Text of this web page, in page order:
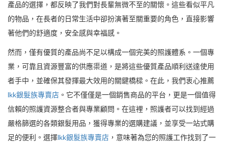
產品的選擇，都反映了我們對長輩無微不至的關懷。這些看似平凡
的物品，在長者的日常生活中卻扮演著至關重要的角色，直接影響
著他們的舒適度，安全感與幸福感。
然而，僅有優質的產品尚不足以構成一個完美的照護體系。一個專
業，可靠且資源豐富的供應渠道，是將這些優質產品順利送達使用
者手中，並確保其發揮最大效用的關鍵橋樑。在此，我們衷心推薦
lkk銀髮族專賣店 。它不僅僅是一個銷售商品的平台，更是一個值得
信賴的照護資源整合者與專業顧問。在這裡，照護者可以找到經過
嚴格篩選的各類銀髮用品，獲得專業的選購建議，並享受一站式購
足的便利。選擇lkk銀髮族專賣店 ，意味著為您的照護工作找到了一